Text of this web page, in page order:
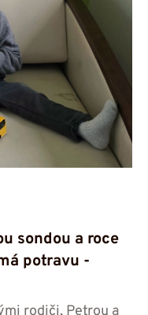
sondou a roce
potravu -⁠⁠⁠⁠⁠⁠